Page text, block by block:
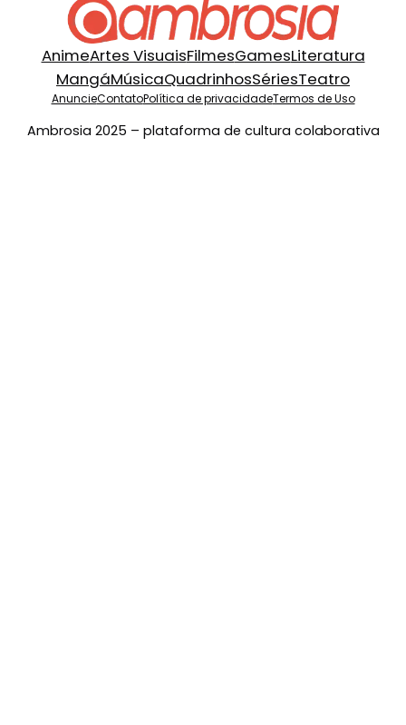
AnimeArtes VisuaisFilmesGamesLiteratura
MangáMúsicaQuadrinhosSériesTeatro
AnuncieContatoPolítica de privacidadeTermos de Uso
Ambrosia 2025 – plataforma de cultura colaborativa